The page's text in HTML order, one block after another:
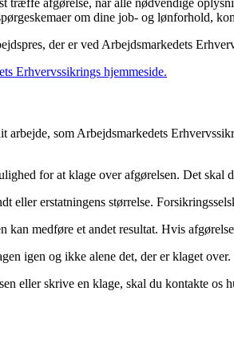
om dine job- og lønforhold,
der er ved Arbejdsmarkedets
Erhvervssikrings hjemmeside.
arbejde, som Arbejdsmarkedets
for at klage over afgørelsen. Det
eller erstatningens størrelse.
kan medføre et andet resultat. Hvis
igen og ikke alene det, der er klaget
eller skrive en klage, skal du kontakte os